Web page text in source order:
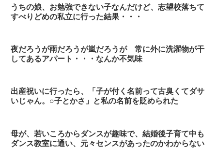
うちの娘、お勉強できない子なんだけど、志望校落ちて
すべりどめの私立に行った結果・・・
夜だろうが雨だろうが嵐だろうが 常に外に洗濯物が干
してあるアパート・・・なんか不気味
出産祝いに行ったら、「子が付く名前って古臭くてダサ
いじゃん。○子とかさ」と私の名前を貶められた
母が、若いころからダンスが趣味で、結婚後子育て中も
ダンス教室に通い、元々センスがあったのかわからない